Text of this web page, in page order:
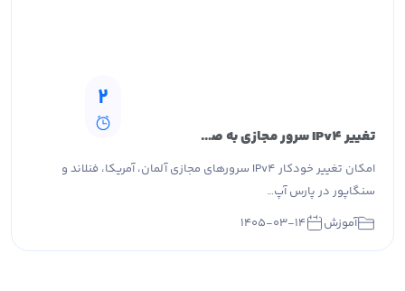
2
تغییر IPv4 سرور مجازی به صورت خودکار در پارس آپتایم
امکان تغییر خودکار IPv4 سرورهای مجازی آلمان، آمریکا، فنلاند و
سنگاپور در پارس آپ…
آموزش
۱۴۰۵-۰۳-۱۴